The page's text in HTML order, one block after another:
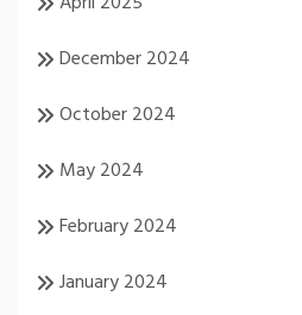
December 2024
October 2024
May 2024
February 2024
January 2024